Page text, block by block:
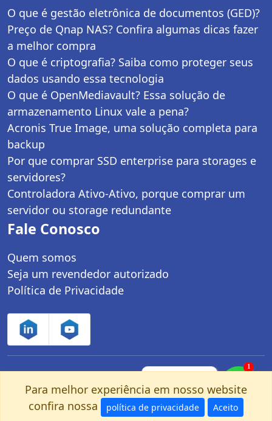
O que é gestão eletrônica de documentos (GED)?
Preço de Qnap NAS? Confira algumas dicas fazer
a melhor compra
O que é criptografia? Saiba como proteger seus
dados usando essa tecnologia
O que é OpenMediavault? Essa solução de
armazenamento Linux vale a pena?
Acronis True Image, uma solução completa para
backup
Por que comprar SSD enterprise para storages e
servidores?
Controladora Ativo-Ativo, porque comprar um
servidor ou storage redundante
Fale Conosco
Quem somos
Seja um revendedor autorizado
Política de Privacidade
Controle Net Tecnologia LTDA | CNPJ:
03.247.280/0001-25 | Av. dos Carinás, 660 -
Moema | São Paulo, SP - CEP: 04086-011
Para melhor experiência em nosso website
confira nossa
política de privacidade Aceito
1
nosso Whatsapp!